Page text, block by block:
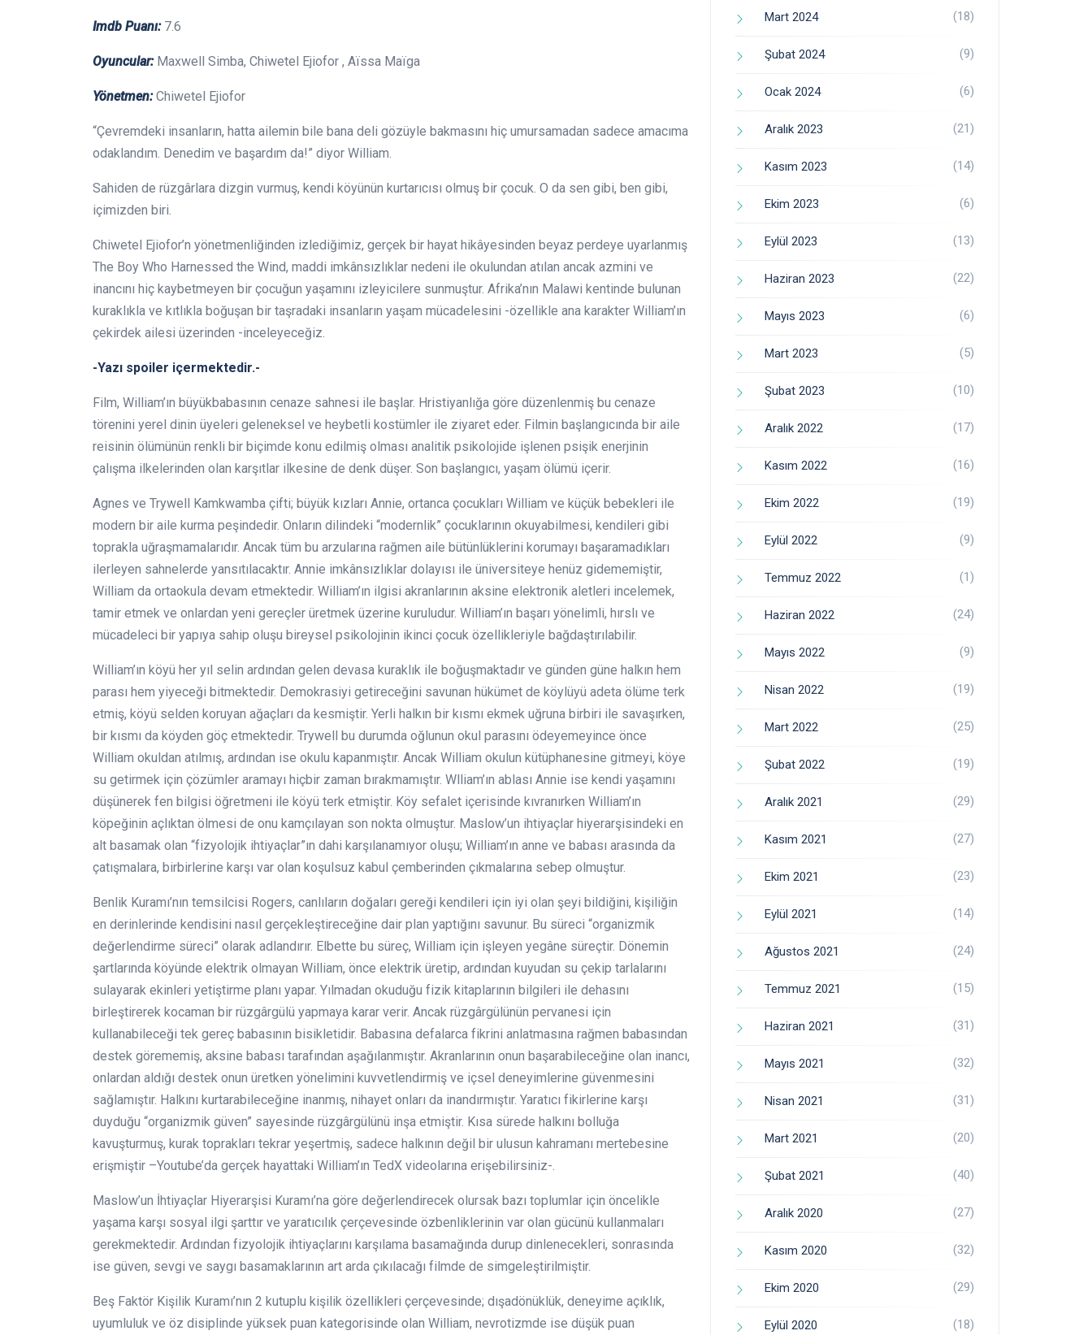
Imdb Puanı: 7.6
Oyuncular:Maxwell Simba, Chiwetel Ejiofor , Aïssa Maïga
Yönetmen:Chiwetel Ejiofor
“Çevremdeki insanların, hatta ailemin bile bana deli gözüyle bakmasını hiç umursamadan sadece amacıma
odaklandım. Denedim ve başardım da!” diyor William.
Sahiden de rüzgârlara dizgin vurmuş, kendi köyünün kurtarıcısı olmuş bir çocuk. O da sen gibi, ben gibi,
içimizden biri.
Chiwetel Ejiofor’n yönetmenliğinden izlediğimiz, gerçek bir hayat hikâyesinden beyaz perdeye uyarlanmış
The Boy Who Harnessed the Wind, maddi imkânsızlıklar nedeni ile okulundan atılan ancak azmini ve
inancını hiç kaybetmeyen bir çocuğun yaşamını izleyicilere sunmuştur. Afrika’nın Malawi kentinde bulunan
kuraklıkla ve kıtlıkla boğuşan bir taşradaki insanların yaşam mücadelesini -özellikle ana karakter William’ın
çekirdek ailesi üzerinden -inceleyeceğiz.
-Yazı spoiler içermektedir.-
Film, William’ın büyükbabasının cenaze sahnesi ile başlar. Hristiyanlığa göre düzenlenmiş bu cenaze
törenini yerel dinin üyeleri geleneksel ve heybetli kostümler ile ziyaret eder. Filmin başlangıcında bir aile
reisinin ölümünün renkli bir biçimde konu edilmiş olması analitik psikolojide işlenen psişik enerjinin
çalışma ilkelerinden olan karşıtlar ilkesine de denk düşer. Son başlangıcı, yaşam ölümü içerir.
Agnes ve Trywell Kamkwamba çifti; büyük kızları Annie, ortanca çocukları William ve küçük bebekleri ile
modern bir aile kurma peşindedir. Onların dilindeki “modernlik” çocuklarının okuyabilmesi, kendileri gibi
toprakla uğraşmamalarıdır. Ancak tüm bu arzularına rağmen aile bütünlüklerini korumayı başaramadıkları
ilerleyen sahnelerde yansıtılacaktır. Annie imkânsızlıklar dolayısı ile üniversiteye henüz gidememiştir,
William da ortaokula devam etmektedir. William’ın ilgisi akranlarının aksine elektronik aletleri incelemek,
tamir etmek ve onlardan yeni gereçler üretmek üzerine kuruludur. William’ın başarı yönelimli, hırslı ve
mücadeleci bir yapıya sahip oluşu bireysel psikolojinin ikinci çocuk özellikleriyle bağdaştırılabilir.
William’ın köyü her yıl selin ardından gelen devasa kuraklık ile boğuşmaktadır ve günden güne halkın hem
parası hem yiyeceği bitmektedir. Demokrasiyi getireceğini savunan hükümet de köylüyü adeta ölüme terk
etmiş, köyü selden koruyan ağaçları da kesmiştir. Yerli halkın bir kısmı ekmek uğruna birbiri ile savaşırken,
bir kısmı da köyden göç etmektedir. Trywell bu durumda oğlunun okul parasını ödeyemeyince önce
William okuldan atılmış, ardından ise okulu kapanmıştır. Ancak William okulun kütüphanesine gitmeyi, köye
su getirmek için çözümler aramayı hiçbir zaman bırakmamıştır. Wlliam’ın ablası Annie ise kendi yaşamını
düşünerek fen bilgisi öğretmeni ile köyü terk etmiştir. Köy sefalet içerisinde kıvranırken William’ın
köpeğinin açlıktan ölmesi de onu kamçılayan son nokta olmuştur. Maslow’un ihtiyaçlar hiyerarşisindeki en
alt basamak olan “fizyolojik ihtiyaçlar”ın dahi karşılanamıyor oluşu; William’ın anne ve babası arasında da
çatışmalara, birbirlerine karşı var olan koşulsuz kabul çemberinden çıkmalarına sebep olmuştur.
Benlik Kuramı’nın temsilcisi Rogers, canlıların doğaları gereği kendileri için iyi olan şeyi bildiğini, kişiliğin
en derinlerinde kendisini nasıl gerçekleştireceğine dair plan yaptığını savunur. Bu süreci “organizmik
değerlendirme süreci” olarak adlandırır. Elbette bu süreç, William için işleyen yegâne süreçtir. Dönemin
şartlarında köyünde elektrik olmayan William, önce elektrik üretip, ardından kuyudan su çekip tarlalarını
sulayarak ekinleri yetiştirme planı yapar. Yılmadan okuduğu fizik kitaplarının bilgileri ile dehasını
birleştirerek kocaman bir rüzgârgülü yapmaya karar verir. Ancak rüzgârgülünün pervanesi için
kullanabileceği tek gereç babasının bisikletidir. Babasına defalarca fikrini anlatmasına rağmen babasından
destek görememiş, aksine babası tarafından aşağılanmıştır. Akranlarının onun başarabileceğine olan inancı,
onlardan aldığı destek onun üretken yönelimini kuvvetlendirmiş ve içsel deneyimlerine güvenmesini
sağlamıştır. Halkını kurtarabileceğine inanmış, nihayet onları da inandırmıştır. Yaratıcı fikirlerine karşı
duyduğu “organizmik güven” sayesinde rüzgârgülünü inşa etmiştir. Kısa sürede halkını bolluğa
kavuşturmuş, kurak toprakları tekrar yeşertmiş, sadece halkının değil bir ulusun kahramanı mertebesine
erişmiştir –Youtube’da gerçek hayattaki William’ın TedX videolarına erişebilirsiniz-.
Maslow’un İhtiyaçlar Hiyerarşisi Kuramı’na göre değerlendirecek olursak bazı toplumlar için öncelikle
yaşama karşı sosyal ilgi şarttır ve yaratıcılık çerçevesinde özbenliklerinin var olan gücünü kullanmaları
gerekmektedir. Ardından fizyolojik ihtiyaçlarını karşılama basamağında durup dinlenecekleri, sonrasında
ise güven, sevgi ve saygı basamaklarının art arda çıkılacağı filmde de simgeleştirilmiştir.
Beş Faktör Kişilik Kuramı’nın 2 kutuplu kişilik özellikleri çerçevesinde; dışadönüklük, deneyime açıklık,
uyumluluk ve öz disiplinde yüksek puan kategorisinde olan William, nevrotizmde ise düşük puan
Mart 2024 (18)
Şubat 2024 (9)
Ocak 2024 (6)
Aralık 2023 (21)
Kasım 2023 (14)
Ekim 2023 (6)
Eylül 2023 (13)
Haziran 2023 (22)
Mayıs 2023 (6)
Mart 2023 (5)
Şubat 2023 (10)
Aralık 2022 (17)
Kasım 2022 (16)
Ekim 2022 (19)
Eylül 2022 (9)
Temmuz 2022 (1)
Haziran 2022 (24)
Mayıs 2022 (9)
Nisan 2022 (19)
Mart 2022 (25)
Şubat 2022 (19)
Aralık 2021 (29)
Kasım 2021 (27)
Ekim 2021 (23)
Eylül 2021 (14)
Ağustos 2021 (24)
Temmuz 2021 (15)
Haziran 2021 (31)
Mayıs 2021 (32)
Nisan 2021 (31)
Mart 2021 (20)
Şubat 2021 (40)
Aralık 2020 (27)
Kasım 2020 (32)
Ekim 2020 (29)
Eylül 2020 (18)